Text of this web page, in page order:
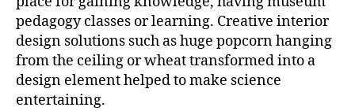
pedagogy classes or learning. Creative interior
design solutions such as huge popcorn hanging
from the ceiling or wheat transformed into a
design element helped to make science
entertaining.